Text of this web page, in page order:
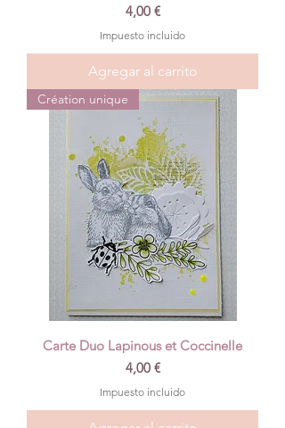
Precio
4,00 €
Impuesto incluido
Agregar al carrito
Création unique
Carte Duo Lapinous et Coccinelle
Precio
4,00 €
Impuesto incluido